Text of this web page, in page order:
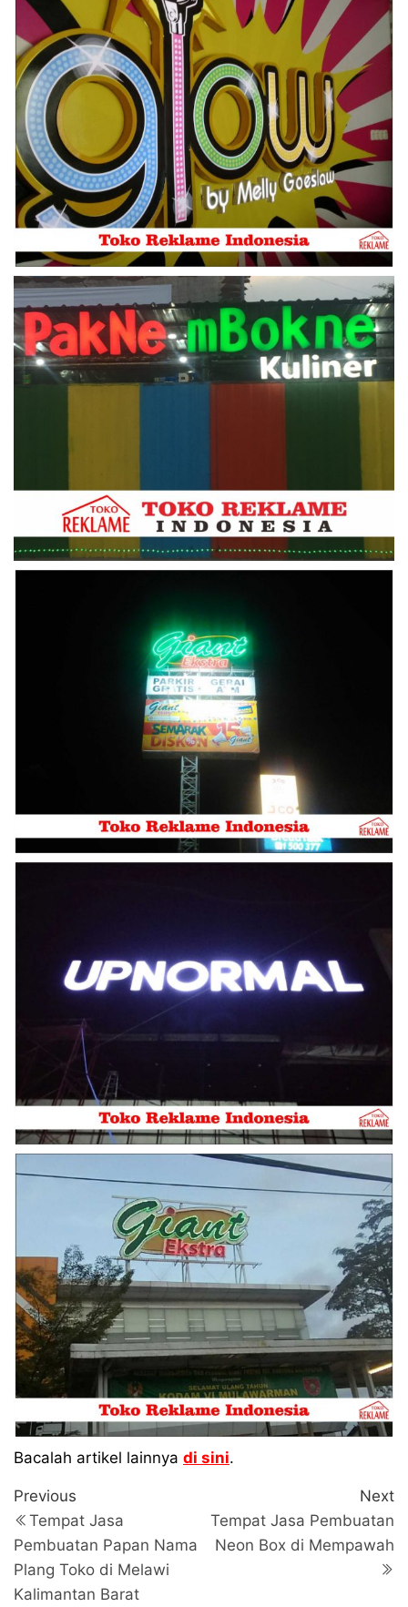
Bacalah artikel lainnya di sini.
Navigasi
pos
Previous
Post
Previous
Tempat Jasa
Pembuatan Papan Nama
Plang Toko di Melawi
Kalimantan Barat
Next
Tempat Jasa Pembuatan
Neon Box di Mempawah